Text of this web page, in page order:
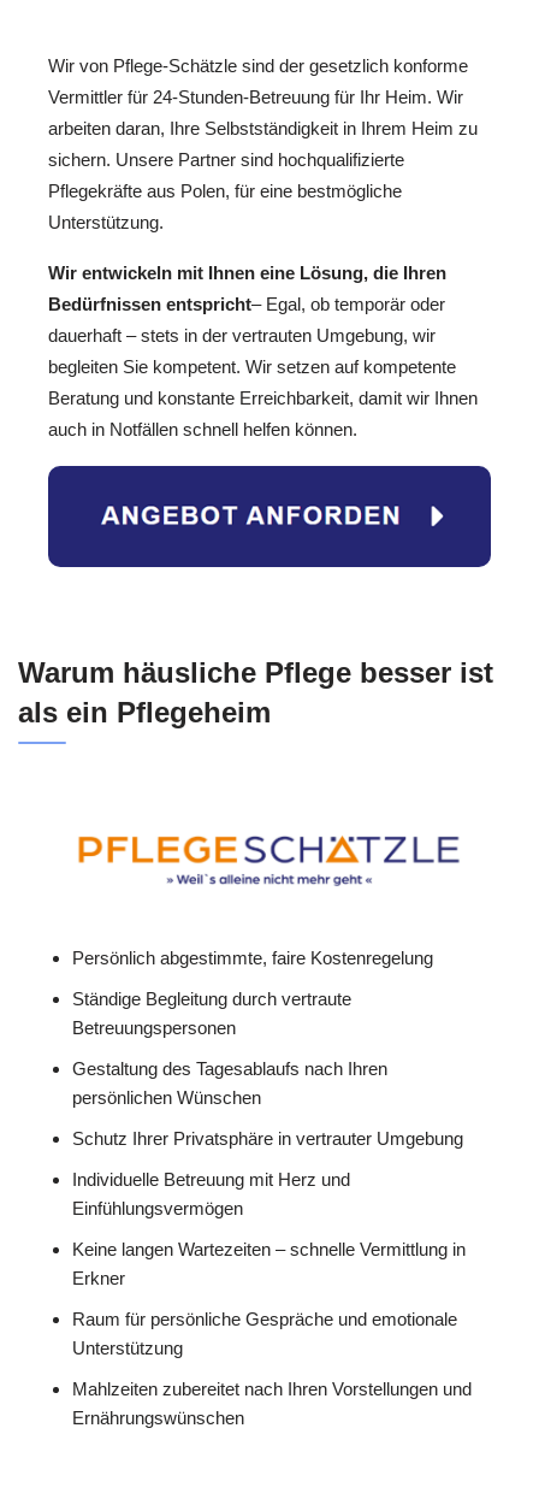
Wir von Pflege-Schätzle sind der gesetzlich konforme
Vermittler für 24-Stunden-Betreuung für Ihr Heim. Wir
arbeiten daran, Ihre Selbstständigkeit in Ihrem Heim zu
sichern. Unsere Partner sind hochqualifizierte
Pflegekräfte aus Polen, für eine bestmögliche
Unterstützung.
Wir entwickeln mit Ihnen eine Lösung, die Ihren
Bedürfnissen entspricht– Egal, ob temporär oder
dauerhaft – stets in der vertrauten Umgebung, wir
begleiten Sie kompetent. Wir setzen auf kompetente
Beratung und konstante Erreichbarkeit, damit wir Ihnen
auch in Notfällen schnell helfen können.
Warum häusliche Pflege besser ist
als ein Pflegeheim
Persönlich abgestimmte, faire Kostenregelung
Ständige Begleitung durch vertraute
Betreuungspersonen
Gestaltung des Tagesablaufs nach Ihren
persönlichen Wünschen
Schutz Ihrer Privatsphäre in vertrauter Umgebung
Individuelle Betreuung mit Herz und
Einfühlungsvermögen
Keine langen Wartezeiten – schnelle Vermittlung in
Erkner
Raum für persönliche Gespräche und emotionale
Unterstützung
Mahlzeiten zubereitet nach Ihren Vorstellungen und
Ernährungswünschen